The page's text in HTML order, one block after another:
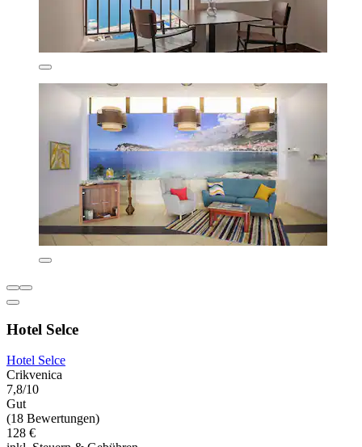
Hotel Selce
Hotel Selce
Crikvenica
7,8/10
Gut
(18 Bewertungen)
128 €